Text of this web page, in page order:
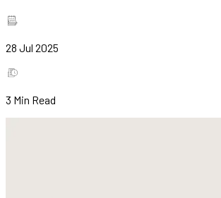
28 Jul 2025
3 Min Read